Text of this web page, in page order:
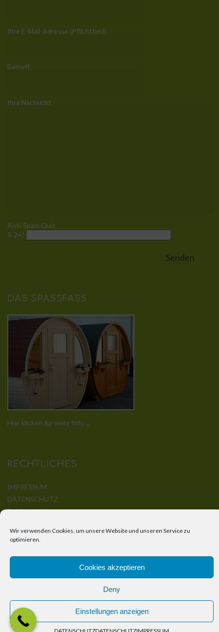
Wir verwenden Cookies, um unsere Website und unseren Service zu
optimieren.
Cookies akzeptieren
Deny
Einstellungen anzeigen
Ihre E-Mail-Adresse (Pflichtfeld)
Betreff
Ihre Nachricht
Anti-Spam Quiz
5-2=?
DAS SPASSFASS
Hier klicken für mehr Info ...
RECHTLICHES
IMPRESSUM
DATENSCHUTZ
DISCLAIMER